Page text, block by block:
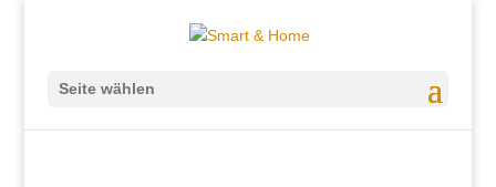
Seite wählen